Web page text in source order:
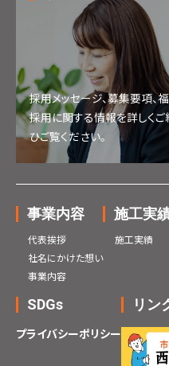
採用メッセージ、募集要項、
採用に関する情報を詳しく
ひご覧ください。
事業内容
代表挨拶
社名にかけた想い
事業内容
施工実
施工実績
SDGs
プライバシーポリシー
リン